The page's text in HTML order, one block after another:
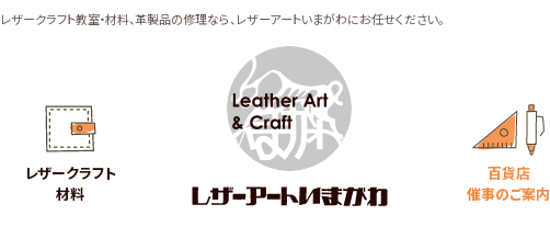
ークラフト教室・材料、革製品の修理なら、レザーアートいまがわにお任せください。
レザークラフト
材料
百貨店
催事のご案内